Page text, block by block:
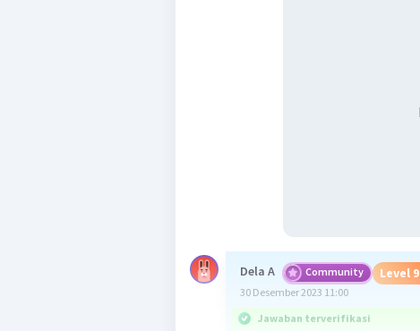
Dela A Community Level
30 Desember 2023 11:00
Jawaban terverifikasi